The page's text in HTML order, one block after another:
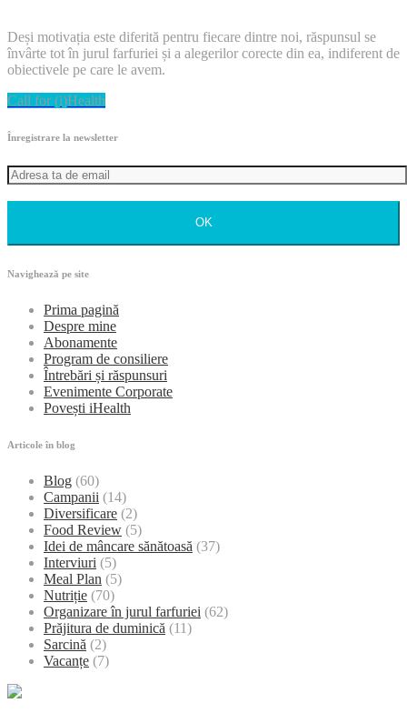
Deși motivația este diferită pentru fiecare dintre noi, răspunsul se
învârte tot în jurul farfuriei și a alegerilor corecte din ea, indiferent de
obiectivele pe care le avem.
Call for (i)Health
Înregistrare la newsletter
OK
Navighează pe site
Prima pagină
Despre mine
Abonamente
Program de consiliere
Întrebări și răspunsuri
Evenimente Corporate
Povești iHealth
Articole în blog
Blog (60)
Campanii (14)
Diversificare (2)
Food Review (5)
Idei de mâncare sănătoasă (37)
Interviuri (5)
Meal Plan (5)
Nutriție (70)
Organizare în jurul farfuriei (62)
Prăjitura de duminică (11)
Sarcină (2)
Vacanțe (7)